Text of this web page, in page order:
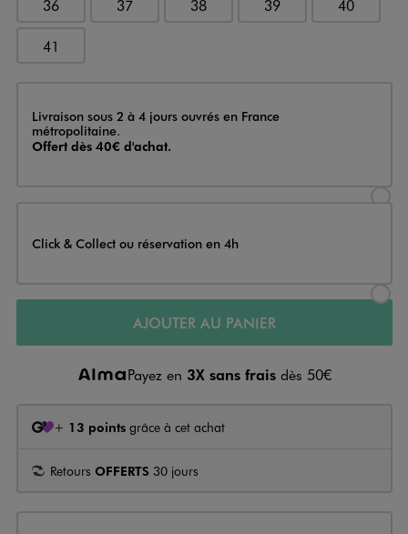
36 37 38 39 40
41
Livraison
Livraison sous 2 à 4 jours ouvrés en France
métropolitaine.
Offert dès 40€ d'achat.
Click & Collect ou réservation en 4h
AJOUTER AU PANIER
Payez en 3X sans frais dès 50€
+ 13 points grâce à cet achat
Retours OFFERTS 30 jours